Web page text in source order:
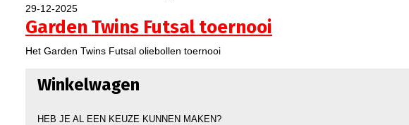
29-12-2025
Garden Twins Futsal toernooi
Het Garden Twins Futsal oliebollen toernooi
Winkelwagen
HEB JE AL EEN KEUZE KUNNEN MAKEN?